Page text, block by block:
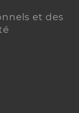
et des